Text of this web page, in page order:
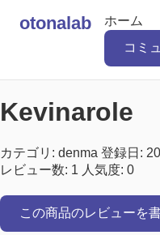
otonalab ホーム
コミ
Kevinarole
カテゴリ: denma 登録日:
レビュー数: 1 人気度: 0
この商品のレビューを